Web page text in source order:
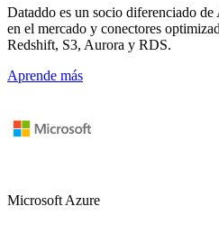
Dataddo es un socio diferenciado
en el mercado y conectores
Redshift, S3, Aurora y RDS.
Aprende más
Microsoft Azure